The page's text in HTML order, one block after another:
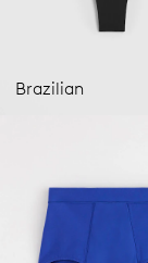
Brazilian